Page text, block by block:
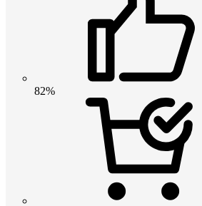
82%